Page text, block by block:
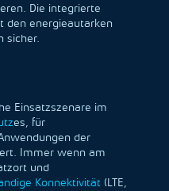
Die integrierte
den energieautarken
sicher.
Einsatzszenare im
es, für
der
Immer wenn am
und
Konnektivität(LTE,